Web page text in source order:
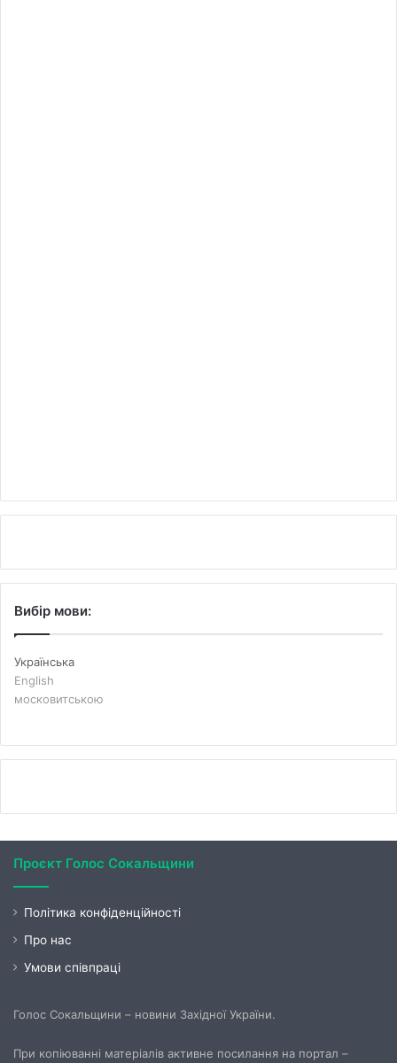
Вибір мови:
Українська
English
московитською
Проєкт Голос Сокальщини
Політика конфіденційності
Про нас
Умови співпраці
Голос Сокальщини – новини Західної України.
При копіюванні матеріалів активне посилання на портал –